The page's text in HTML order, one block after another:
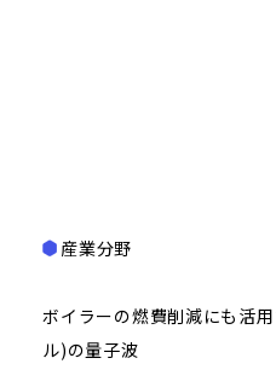
産業分野
ボイラーの燃費削減にも活
ル)の量子波